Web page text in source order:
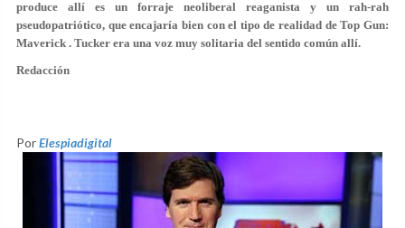
produce allí es un forraje neoliberal reaganista y un rah-rah
pseudopatriótico, que encajaría bien con el tipo de realidad de Top Gun:
Maverick . Tucker era una voz muy solitaria del sentido común allí.
Redacción
PorElespiadigital